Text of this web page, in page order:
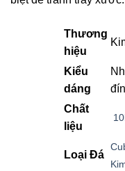
Thương
hiệu
Kiểu
dáng
Chất
liệu
Loại Đá